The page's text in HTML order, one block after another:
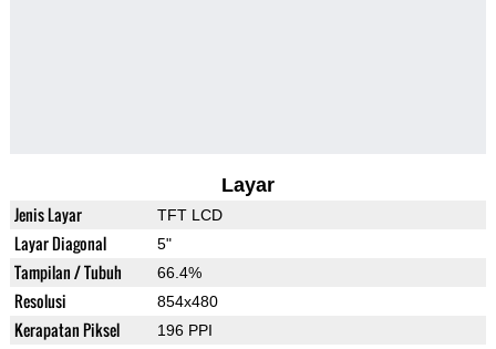
Layar
Jenis Layar TFT LCD
Layar Diagonal 5"
Tampilan / Tubuh 66.4%
Resolusi 854x480
Kerapatan Piksel 196 PPI